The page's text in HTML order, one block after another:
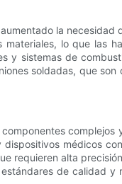
la necesidad
lo que las
y sistemas de
soldadas, que
complejos
médicos
requieren alta
de calidad y